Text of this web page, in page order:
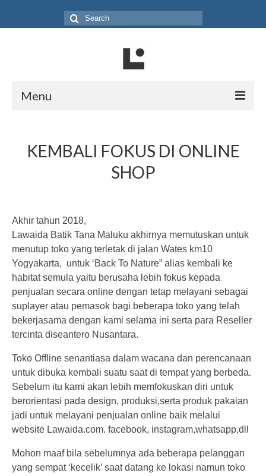
Search
for:
Menu
Produk
Jurnal
Tentang
Craft
KEMBALI FOKUS DI ONLINE
SHOP
Akhir tahun 2018,
Lawaida Batik Tana Maluku akhirnya memutuskan untuk
menutup toko yang terletak di jalan Wates km10
Yogyakarta, untuk ‘Back To Nature” alias kembali ke
habitat semula yaitu berusaha lebih fokus kepada
penjualan secara online dengan tetap melayani sebagai
suplayer atau pemasok bagi beberapa toko yang telah
bekerjasama dengan kami selama ini serta para Reseller
tercinta diseantero Nusantara.
Toko Offline senantiasa dalam wacana dan perencanaan
untuk dibuka kembali suatu saat di tempat yang berbeda.
Sebelum itu kami akan lebih memfokuskan diri untuk
berorientasi pada design, produksi,serta produk pakaian
jadi untuk melayani penjualan online baik melalui
website Lawaida.com. facebook, instagram,whatsapp,dll
Mohon maaf bila sebelumnya ada beberapa pelanggan
yang sempat ‘kecelik’ saat datang ke lokasi namun toko